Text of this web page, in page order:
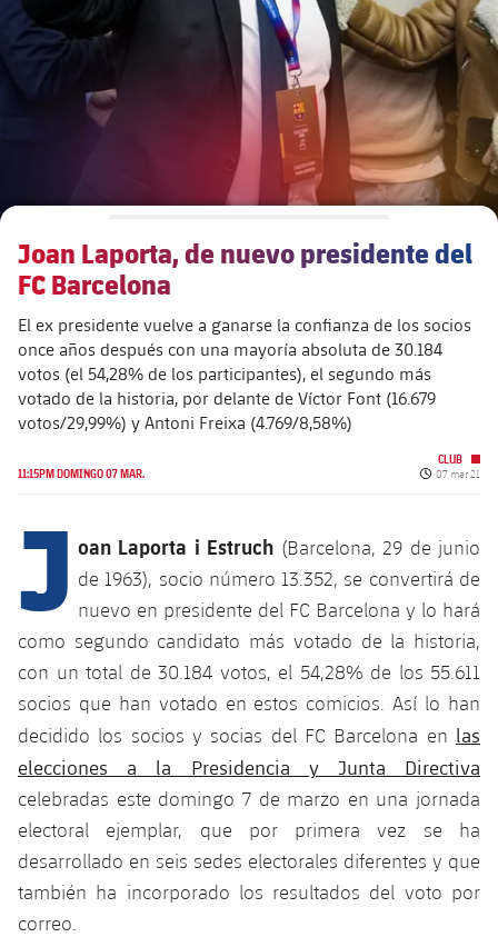
Calendario
Resultados
Jugadoras
Palmarés
Fotos
Jugadoras históricas
Actualidad
Calendario
Clasificaciones
Fotos
Historia
Barça Legends
plusicon
más
Contacto
Partidos
Noticias
Formativo masculino
plusicon
más
Fotos
Juvenil A
Juvenil B
SUB16
SUB15
SUB14
SUB13
SUB11 A
SUB11 B
SUB10 A
SUB10 B
SUB9 A
Fotos
Femenino B
Femenino C
Juvenil
SUB13 B
SUB12 C
SUB11 C
Campus Verano
PLUSICON
MÁS
Primer Equipo
plusicon
más
Entradas
Gameday Shows
Resultados
Clasificación
Jugadores
Fotos
Historia
Barça Atlètic
Junior
Cadete A
Cadete B
Infantil B
Mini
PLUSICON
MÁS
Primer Equipo
plusicon
más
Actualidad
Calendario
Entradas
Resultados
Clasificaciones
Barça Atlètic
plusicon
más
Actualidad
Calendario
Resultados
Base
Actualidad
Juvenil
PLUSICON
MÁS
Primer equipo
Joan Laporta, de nuevo presidente del
FC Barcelona
El ex presidente vuelve a ganarse la confianza de los socios
once años después con una mayoría absoluta de 30.184
votos (el 54,28% de los participantes), el segundo más
votado de la historia, por delante de Víctor Font (16.679
votos/29,99%) y Antoni Freixa (4.769/8,58%)
11:15PM DOMINGO 07 MAR.
CLUB
Fecha de
07 mar 21
J oan Laporta i Estruch (Barcelona, ​​29 de junio
de 1963), socio número 13.352, se convertirá de
nuevo en presidente del FC Barcelona y lo hará
como segundo candidato más votado de la historia,
con un total de 30.184 votos, el 54,28% de los 55.611
socios que han votado en estos comicios. Así lo han
decidido los socios y socias del FC Barcelona en las
elecciones a la Presidencia y Junta Directiva
celebradas este domingo 7 de marzo en una jornada
electoral ejemplar, que por primera vez se ha
desarrollado en seis sedes electorales diferentes y que
también ha incorporado los resultados del voto por
correo.